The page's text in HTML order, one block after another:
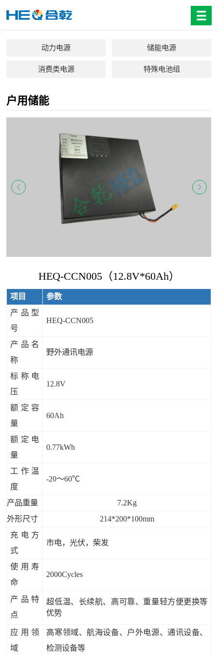
动力电源 储能电源
消费类电源 特殊电池组
户用储能
HEQ-CCN005（12.8V*60Ah）
项目
参数
产品型
号
HEQ-CCN005
产品名
称
野外通讯电源
标称电
压
12.8V
额定容
量
60Ah
额定电
量
0.77kWh
工作温
度
-20～60℃
产品重量
7.2Kg
外形尺寸
214*200*100mm
充电方
式
市电，光伏，柴发
使用寿
命
2000Cycles
产品特
点
超低温、长续航、高可靠、重量轻方便更换等
优势
应用领
域
高寒领域、航海设备、户外电源、通讯设备、
检测设备等